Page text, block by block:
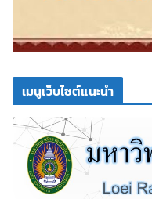
เมนูเว็บไซต์แนะนำ